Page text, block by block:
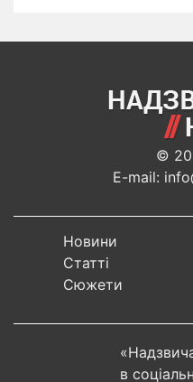
©
E-mail:
Новини
Статті
Сюжети
в